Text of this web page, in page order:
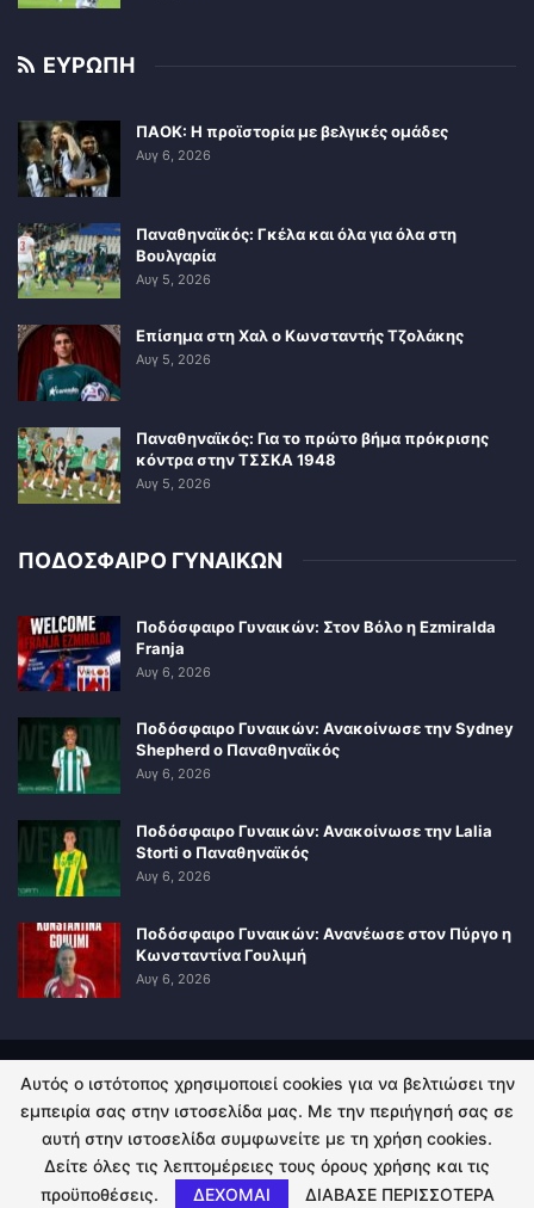
ΕΥΡΩΠΗ
ΠΑΟΚ: Η προϊστορία με βελγικές ομάδες
Αυγ 6, 2026
Παναθηναϊκός: Γκέλα και όλα για όλα στη
Βουλγαρία
Αυγ 5, 2026
Επίσημα στη Χαλ ο Κωνσταντής Τζολάκης
Αυγ 5, 2026
Παναθηναϊκός: Για το πρώτο βήμα πρόκρισης
κόντρα στην ΤΣΣΚΑ 1948
Αυγ 5, 2026
ΠΟΔΟΣΦΑΙΡΟ ΓΥΝΑΙΚΩΝ
Ποδόσφαιρο Γυναικών: Στον Βόλο η Ezmiralda
Franja
Αυγ 6, 2026
Ποδόσφαιρο Γυναικών: Ανακοίνωσε την Sydney
Shepherd ο Παναθηναϊκός
Αυγ 6, 2026
Ποδόσφαιρο Γυναικών: Ανακοίνωσε την Lalia
Storti ο Παναθηναϊκός
Αυγ 6, 2026
Ποδόσφαιρο Γυναικών: Ανανέωσε στον Πύργο η
Κωνσταντίνα Γουλιμή
Αυγ 6, 2026
ΠΟΛΙΤΙΚΗ ΑΠΟΡΡΗΤΟΥ ΕΠΙΚΟΙΝΩΝΙΑ
© 2026 - Kingsport.gr. All Rights Reserved.
Αυτός ο ιστότοπος χρησιμοποιεί cookies για να βελτιώσει την
εμπειρία σας στην ιστοσελίδα μας. Με την περιήγησή σας σε
αυτή στην ιστοσελίδα συμφωνείτε με τη χρήση cookies.
Δείτε όλες τις λεπτομέρειες τους όρους χρήσης και τις
προϋποθέσεις.
ΔΕΧΟΜΑΙ ΔΙΑΒΑΣΕ ΠΕΡΙΣΣΟΤΕΡΑ